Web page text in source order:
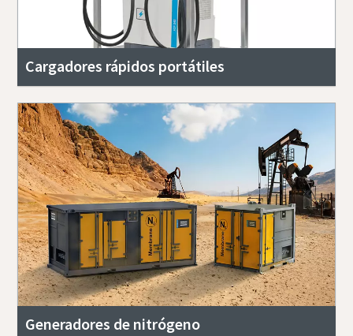
Cargadores rápidos portátiles
Generadores de nitrógeno